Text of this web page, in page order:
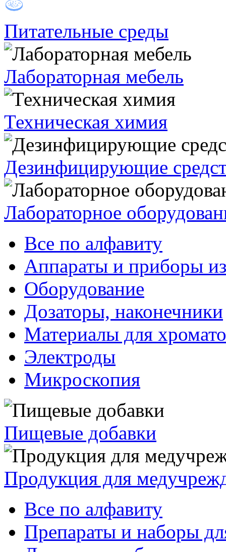
Питательные среды
Лабораторная мебель
Техническая химия
Дезинфицирующие
Лабораторное
Все по алфавиту
Аппараты и приборы из
Оборудование
Дозаторы, наконечники
Материалы для
Электроды
Микроскопия
Пищевые добавки
Продукция для
Все по алфавиту
Препараты и наборы